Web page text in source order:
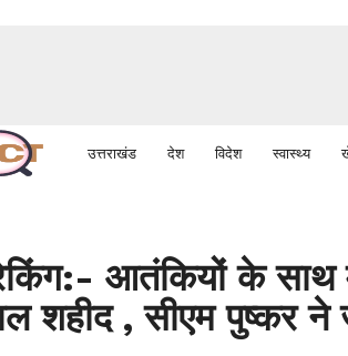
उत्तराखंड देश विदेश स्वास्थ्य
आतंकियों के
शहीद , सीएम पुष्कर ने